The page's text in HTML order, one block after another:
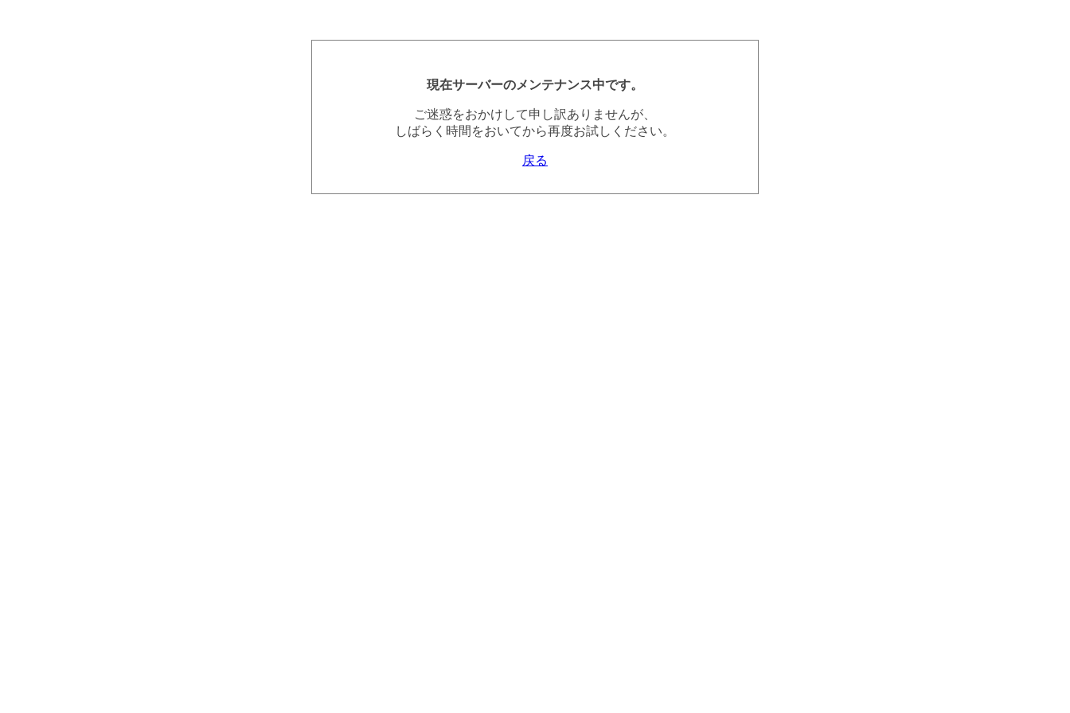
現在サーバーのメンテナンス中です。
ご迷惑をおかけして申し訳ありませんが、
しばらく時間をおいてから再度お試しください。
戻る